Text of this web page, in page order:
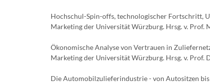
Hochschul-Spin-offs, technologischer Fortschritt,
Marketing der Universität Würzburg. Hrsg. v. Prof.
Ökonomische Analyse von Vertrauen in
Marketing der Universität Würzburg. Hrsg. v. Prof.
Die Automobilzulieferindustrie - von Autositzen